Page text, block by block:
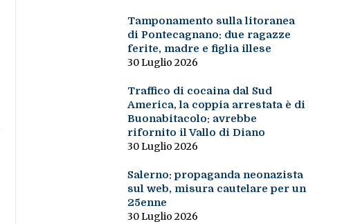
Tamponamento sulla litoranea
di Pontecagnano: due ragazze
ferite, madre e figlia illese
30 Luglio 2026
Traffico di cocaina dal Sud
America, la coppia arrestata è di
Buonabitacolo: avrebbe
rifornito il Vallo di Diano
30 Luglio 2026
Salerno: propaganda neonazista
sul web, misura cautelare per un
25enne
30 Luglio 2026